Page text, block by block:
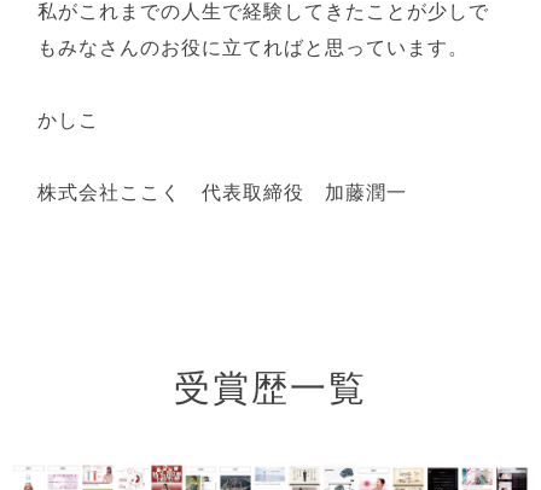
私がこれまでの人生で経験してきたことが少しで
もみなさんのお役に立てればと思っています。
かしこ
株式会社ここく 代表取締役 加藤潤一
受賞歴一覧